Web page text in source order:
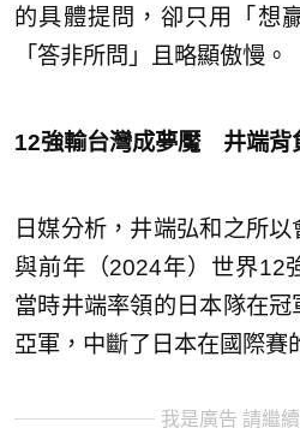
的具體提問，卻只用「想
「答非所問」且略顯傲慢。
12強輸台灣成夢魘 井端背
日媒分析，井端弘和之所以
與前年（2024年）世界12
當時井端率領的日本隊在
亞軍，中斷了日本在國際賽
我是廣告 請繼